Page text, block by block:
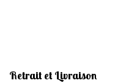
Retrait et Livraison